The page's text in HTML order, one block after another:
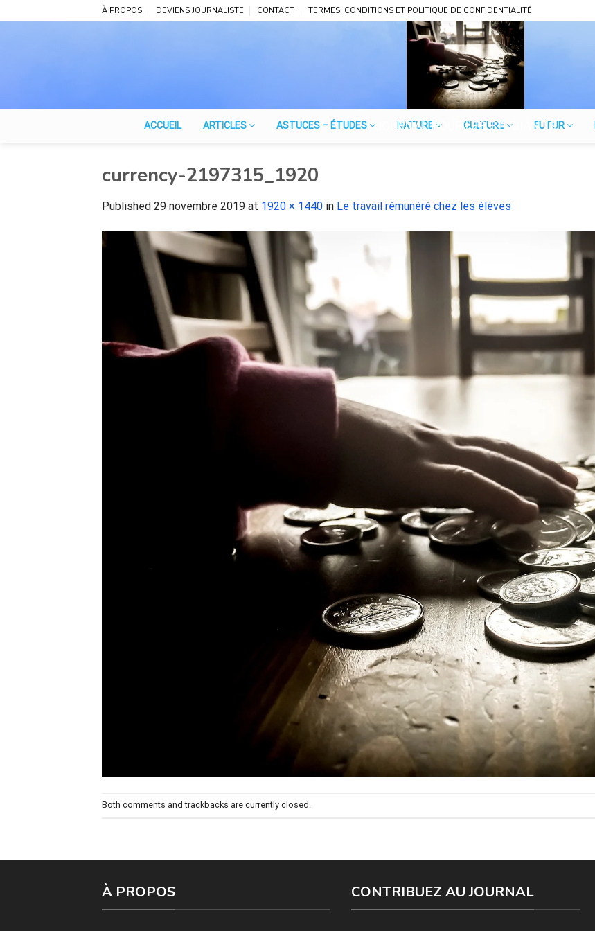
to
À PROPOS DEVIENS JOURNALISTE CONTACT TERMES, CONDITIONS ET POLITIQUE DE CONFIDENTIALITÉ
JOURNAL POUR LES ÉTUDIANTS
ACCUEIL ARTICLES ASTUCES – ÉTUDES NATURE CULTURE FUTUR
currency-2197315_1920
Published 29 novembre 2019 at 1920 × 1440 in Le travail rémunéré chez les élèves
Both comments and trackbacks are currently closed.
À PROPOS CONTRIBUEZ AU JOURNAL